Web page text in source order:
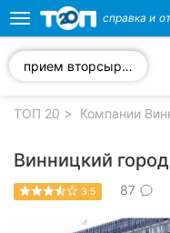
компании
Toggle
navigation
справка и
прием вторсырья
ТОП 20 Компании
Винницкий
3.5 87